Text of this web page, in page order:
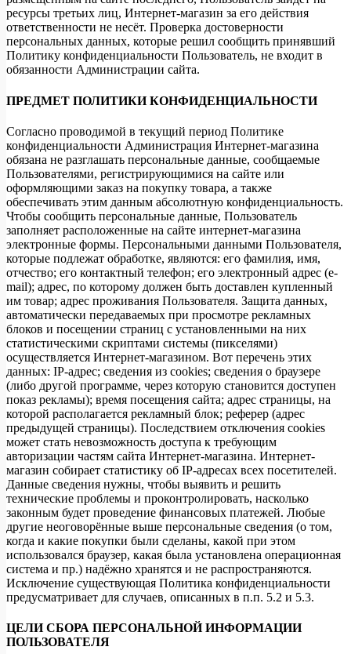
ресурсы третьих лиц, Интернет-магазин за его действия
ответственности не несёт. Проверка достоверности
персональных данных, которые решил сообщить принявший
Политику конфиденциальности Пользователь, не входит в
обязанности Администрации сайта.
ПРЕДМЕТ ПОЛИТИКИ КОНФИДЕНЦИАЛЬНОСТИ
Согласно проводимой в текущий период Политике
конфиденциальности Администрация Интернет-магазина
обязана не разглашать персональные данные, сообщаемые
Пользователями, регистрирующимися на сайте или
оформляющими заказ на покупку товара, а также
обеспечивать этим данным абсолютную конфиденциальность.
Чтобы сообщить персональные данные, Пользователь
заполняет расположенные на сайте интернет-магазина
электронные формы. Персональными данными Пользователя,
которые подлежат обработке, являются: его фамилия, имя,
отчество; его контактный телефон; его электронный адрес (e-
mail); адрес, по которому должен быть доставлен купленный
им товар; адрес проживания Пользователя. Защита данных,
автоматически передаваемых при просмотре рекламных
блоков и посещении страниц с установленными на них
статистическими скриптами системы (пикселями)
осуществляется Интернет-магазином. Вот перечень этих
данных: IP-адрес; сведения из cookies; сведения о браузере
(либо другой программе, через которую становится доступен
показ рекламы); время посещения сайта; адрес страницы, на
которой располагается рекламный блок; реферер (адрес
предыдущей страницы). Последствием отключения cookies
может стать невозможность доступа к требующим
авторизации частям сайта Интернет-магазина. Интернет-
магазин собирает статистику об IP-адресах всех посетителей.
Данные сведения нужны, чтобы выявить и решить
технические проблемы и проконтролировать, насколько
законным будет проведение финансовых платежей. Любые
другие неоговорённые выше персональные сведения (о том,
когда и какие покупки были сделаны, какой при этом
использовался браузер, какая была установлена операционная
система и пр.) надёжно хранятся и не распространяются.
Исключение существующая Политика конфиденциальности
предусматривает для случаев, описанных в п.п. 5.2 и 5.3.
ЦЕЛИ СБОРА ПЕРСОНАЛЬНОЙ ИНФОРМАЦИИ
ПОЛЬЗОВАТЕЛЯ